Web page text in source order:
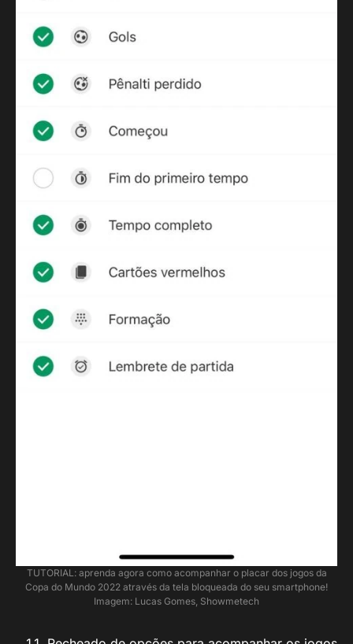
TUTORIAL: aprenda agora como acompanhar o placar dos jogos da
Copa do Mundo 2022 através da tela bloqueada do seu smartphone!
Imagem: Lucas Gomes, Showmetech